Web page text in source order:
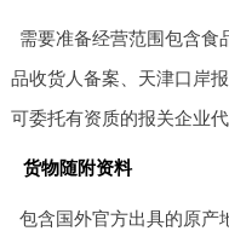
需要准备经营范围包含食
品收货人备案、天津口岸
可委托有资质的报关企业代
货物随附资料
包含国外官方出具的原产